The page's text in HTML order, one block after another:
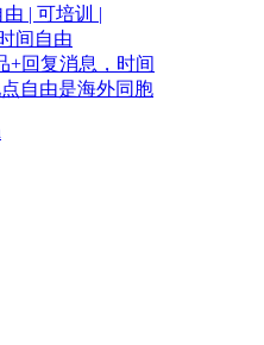
| 可培训 |
间自由
+回复消息，时间
自由是海外同胞